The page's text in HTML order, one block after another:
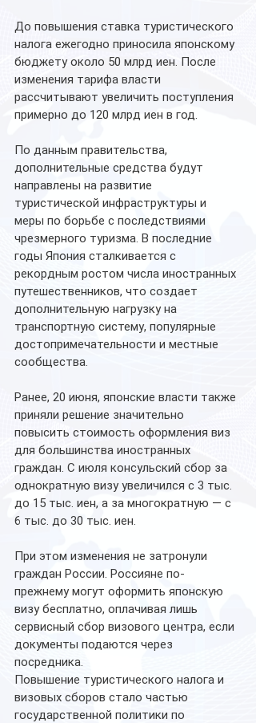
До повышения ставка туристического
налога ежегодно приносила японскому
бюджету около 50 млрд иен. После
изменения тарифа власти
рассчитывают увеличить поступления
примерно до 120 млрд иен в год.
По данным правительства,
дополнительные средства будут
направлены на развитие
туристической инфраструктуры и
меры по борьбе с последствиями
чрезмерного туризма. В последние
годы Япония сталкивается с
рекордным ростом числа иностранных
путешественников, что создает
дополнительную нагрузку на
транспортную систему, популярные
достопримечательности и местные
сообщества.
Ранее, 20 июня, японские власти также
приняли решение значительно
повысить стоимость оформления виз
для большинства иностранных
граждан. С июля консульский сбор за
однократную визу увеличился с 3 тыс.
до 15 тыс. иен, а за многократную — с
6 тыс. до 30 тыс. иен.
При этом изменения не затронули
граждан России. Россияне по-
прежнему могут оформить японскую
визу бесплатно, оплачивая лишь
сервисный сбор визового центра, если
документы подаются через
посредника.
Повышение туристического налога и
визовых сборов стало частью
государственной политики по